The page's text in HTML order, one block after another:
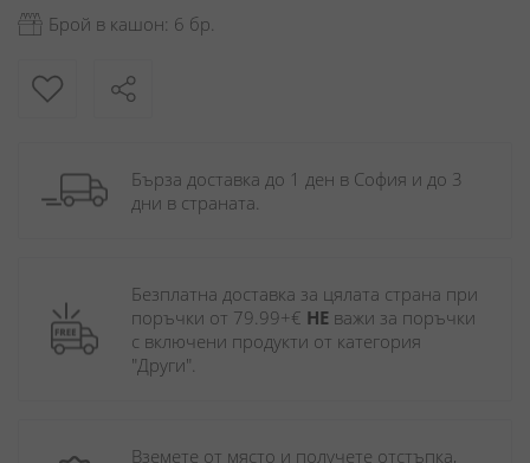
Брой в кашон: 6 бр.
Бърза доставка до 1 ден в София и до 3
дни в страната.
Безплатна доставка за цялата страна при
поръчки от 79.99+€ НЕ важи за поръчки
с включени продукти от категория
"Други".
Вземете от място и получете отстъпка,